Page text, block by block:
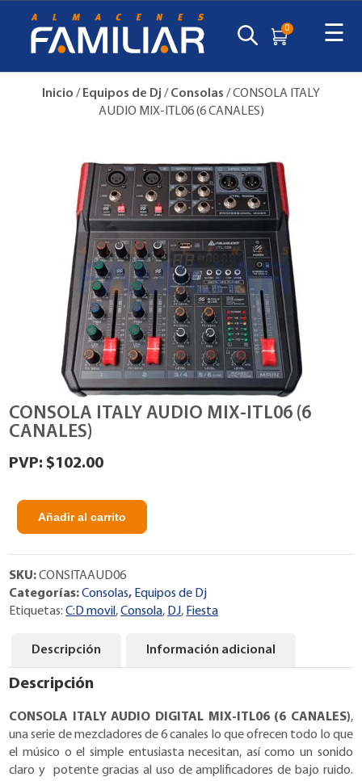
0 ☰
Inicio / Equipos de Dj / Consolas / CONSOLA ITALY
AUDIO MIX-ITL06 (6 CANALES)
CONSOLA ITALY AUDIO MIX-ITL06 (6
CANALES)
$102.00
CONSOLA
MIX-
ITL06
(6
cantidad
Añadir al carrito
SKU:CONSITAAUD06
Categorías:Consolas, Equipos de Dj
Etiquetas:C:D movil ,Consola, DJ, Fiesta
Descripción Información adicional
Descripción
CONSOLA ITALY AUDIO DIGITAL MIX-ITL06 (6 CANALES),
una serie de mezcladores de 6 canales lo que ofrecen todo lo que
el músico o el simple entusiasta necesitan, así como un sonido
claro y potente gracias al uso de amplificadores de bajo ruido.